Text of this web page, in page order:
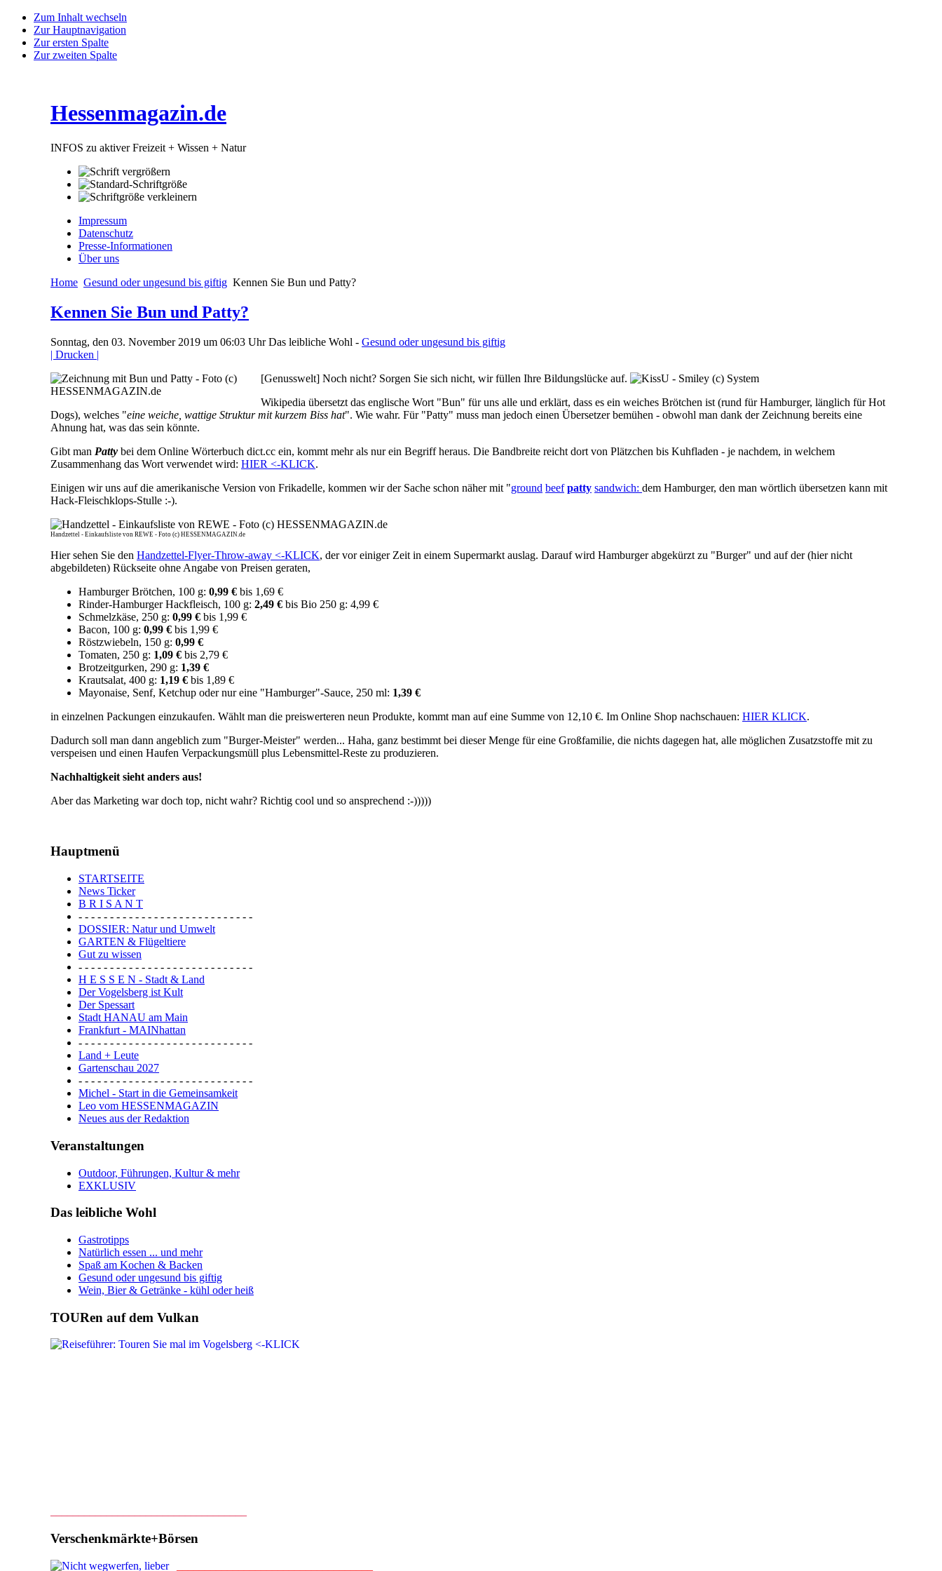
Zum Inhalt wechseln
Zur Hauptnavigation
Zur ersten Spalte
Zur zweiten Spalte
Hessenmagazin.de
INFOS zu aktiver Freizeit + Wissen + Natur
Impressum
Datenschutz
Presse-Informationen
Über uns
Home Gesund oder ungesund bis giftig Kennen Sie Bun und Patty?
Kennen Sie Bun und Patty?
Sonntag, den 03. November 2019 um 06:03 UhrDas leibliche Wohl - Gesund oder ungesund bis giftig
| Drucken |
[Genusswelt] Noch nicht? Sorgen Sie sich nicht, wir füllen Ihre Bildungslücke auf.
Wikipedia übersetzt das englische Wort "Bun" für uns alle und erklärt, dass es ein weiches Brötchen ist (rund für Hamburger, länglich für Hot
Dogs), welches "eine weiche, wattige Struktur mit kurzem Biss hat". Wie wahr. Für "Patty" muss man jedoch einen Übersetzer bemühen - obwohl man dank der Zeichnung bereits eine
Ahnung hat, was das sein könnte.
Gibt man Patty bei dem Online Wörterbuch dict.cc ein, kommt mehr als nur ein Begriff heraus. Die Bandbreite reicht dort von Plätzchen bis Kuhfladen - je nachdem, in welchem
Zusammenhang das Wort verwendet wird: HIER <-KLICK.
Einigen wir uns auf die amerikanische Version von Frikadelle, kommen wir der Sache schon näher mit "ground beef patty sandwich: dem Hamburger, den man wörtlich übersetzen kann mit
Hack-Fleischklops-Stulle :-).
Handzettel - Einkaufsliste von REWE - Foto (c) HESSENMAGAZIN.de
Hier sehen Sie den Handzettel-Flyer-Throw-away <-KLICK, der vor einiger Zeit in einem Supermarkt auslag. Darauf wird Hamburger abgekürzt zu "Burger" und auf der (hier nicht
abgebildeten) Rückseite ohne Angabe von Preisen geraten,
Hamburger Brötchen, 100 g: 0,99 € bis 1,69 €
Rinder-Hamburger Hackfleisch, 100 g: 2,49 € bis Bio 250 g: 4,99 €
Schmelzkäse, 250 g: 0,99 € bis 1,99 €
Bacon, 100 g: 0,99 € bis 1,99 €
Röstzwiebeln, 150 g: 0,99 €
Tomaten, 250 g: 1,09 € bis 2,79 €
Brotzeitgurken, 290 g: 1,39 €
Krautsalat, 400 g: 1,19 € bis 1,89 €
Mayonaise, Senf, Ketchup oder nur eine "Hamburger"-Sauce, 250 ml: 1,39 €
in einzelnen Packungen einzukaufen. Wählt man die preiswerteren neun Produkte, kommt man auf eine Summe von 12,10 €. Im Online Shop nachschauen: HIER KLICK.
Dadurch soll man dann angeblich zum "Burger-Meister" werden... Haha, ganz bestimmt bei dieser Menge für eine Großfamilie, die nichts dagegen hat, alle möglichen Zusatzstoffe mit zu
verspeisen und einen Haufen Verpackungsmüll plus Lebensmittel-Reste zu produzieren.
Nachhaltigkeit sieht anders aus!
Aber das Marketing war doch top, nicht wahr? Richtig cool und so ansprechend :-)))))
Hauptmenü
STARTSEITE
News Ticker
B R I S A N T
- - - - - - - - - - - - - - - - - - - - - - - - - - - -
DOSSIER: Natur und Umwelt
GARTEN & Flügeltiere
Gut zu wissen
- - - - - - - - - - - - - - - - - - - - - - - - - - - -
H E S S E N - Stadt & Land
Der Vogelsberg ist Kult
Der Spessart
Stadt HANAU am Main
Frankfurt - MAINhattan
- - - - - - - - - - - - - - - - - - - - - - - - - - - -
Land + Leute
Gartenschau 2027
- - - - - - - - - - - - - - - - - - - - - - - - - - - -
Michel - Start in die Gemeinsamkeit
Leo vom HESSENMAGAZIN
Neues aus der Redaktion
Veranstaltungen
Outdoor, Führungen, Kultur & mehr
EXKLUSIV
Das leibliche Wohl
Gastrotipps
Natürlich essen ... und mehr
Spaß am Kochen & Backen
Gesund oder ungesund bis giftig
Wein, Bier & Getränke - kühl oder heiß
TOURen auf dem Vulkan
Verschenkmärkte+Börsen